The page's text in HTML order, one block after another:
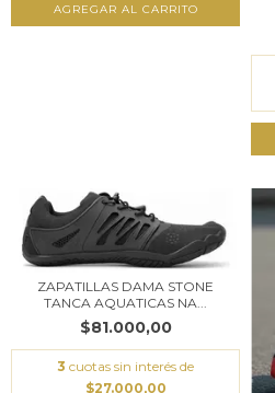
AGREGAR AL CARRITO
ZAPATILLAS DAMA STONE
TANCA AQUATICAS NA...
$81.000,00
3 cuotas sin interés de
$27.000,00